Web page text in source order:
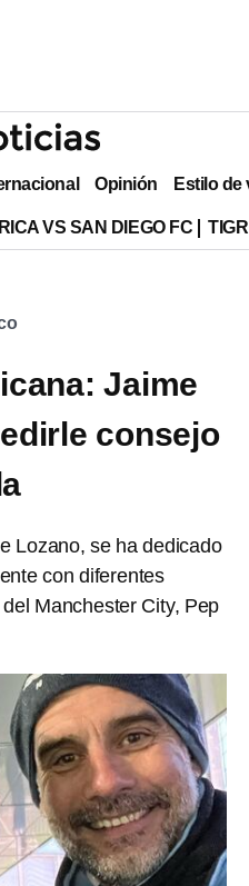
Opinión Estilo de
VS SAN DIEGO FC
Jaime
consejo
Lozano, se ha dedicado
con diferentes
Manchester City, Pep